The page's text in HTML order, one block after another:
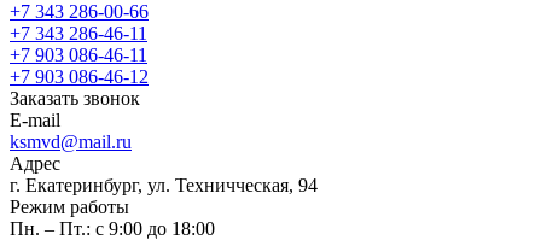
+7 343 286-00-66
+7 343 286-46-11
+7 903 086-46-11
+7 903 086-46-12
Заказать звонок
E-mail
ksmvd@mail.ru
Адрес
г. Екатеринбург, ул. Техничческая, 94
Режим работы
Пн. – Пт.: с 9:00 до 18:00